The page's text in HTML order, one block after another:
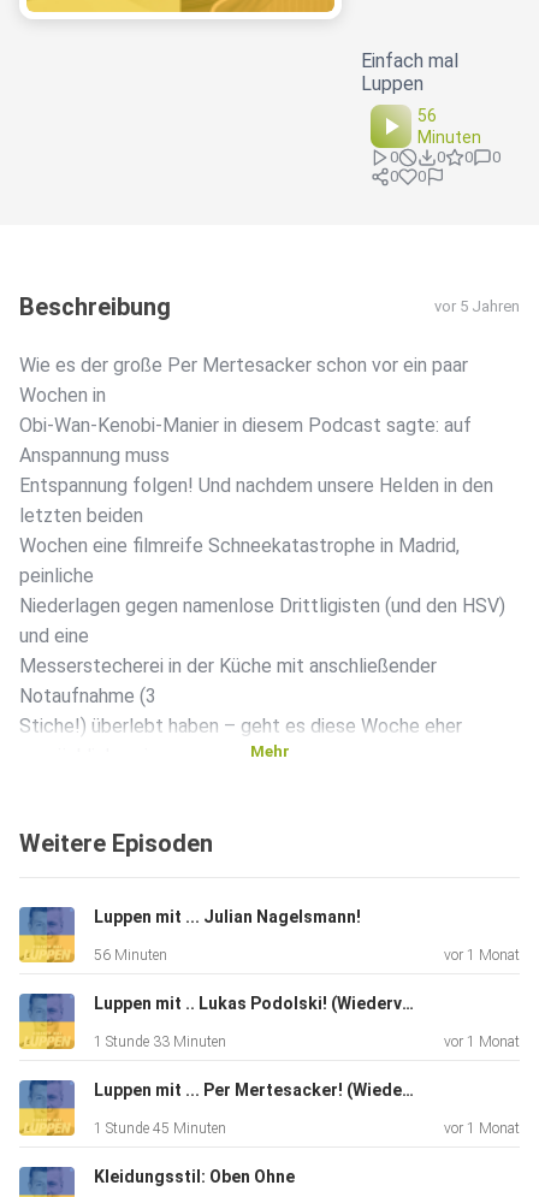
Einfach mal
Luppen
56
Minuten
0 0 0
0
0
0
Beschreibung vor 5 Jahren
Wie es der große Per Mertesacker schon vor ein paar
Wochen in
Obi-Wan-Kenobi-Manier in diesem Podcast sagte: auf
Anspannung muss
Entspannung folgen! Und nachdem unsere Helden in den
letzten beiden
Wochen eine filmreife Schneekatastrophe in Madrid,
peinliche
Niederlagen gegen namenlose Drittligisten (und den HSV)
und eine
Messerstecherei in der Küche mit anschließender
Notaufnahme (3
Stiche!) überlebt haben – geht es diese Woche eher
Mittagsschläfchen und die gemütliche Joggingbuchse gar
ausgezogen... so lässt's sich leben! In diesem herrlich-
bräsigen
Sofa-Zustand machen die beiden Brüder diese Woche
gepflegt einen
auf Akademiker-Podcast, jonglieren stilsicher mit
reden über den Trainerwechsel beim "Big City Club", die
PR-trächtigen Vorwürfe des Friseur*innen-Verbands gegen
schon arg gebeutelte Zunft der Profifußballer, über
Mehr
Weitere Episoden
Luppen mit ... Julian Nagelsmann!
56 Minuten vor 1 Monat
Luppen mit .. Lukas Podolski! (Wiederveröffentlichung)
1 Stunde 33 Minuten vor 1 Monat
Luppen mit ... Per Mertesacker! (Wiederveröffentlichung)
1 Stunde 45 Minuten vor 1 Monat
Kleidungsstil: Oben Ohne